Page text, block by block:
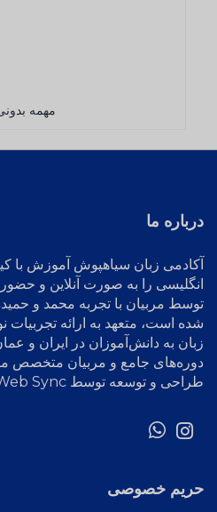
مهمه
درباره ما
آکادمی زبان سیاهپوش آموزش با
انگلیسی را به صورت آنلاین و
توسط مربیان با تجربه محمد و
شده است، متعهد به ارائه تجربیات
زبان به دانش‌آموزان در ایران و
دوره‌های جامع و مربیان متخصص ما
طراحی و توسعه توسط Sync
حریم خصوصی